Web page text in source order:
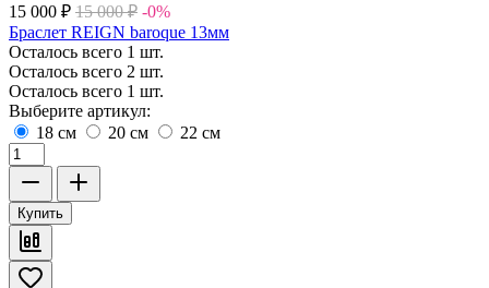
15 000 ₽ 15 000 ₽ -0%
Браслет REIGN baroque 13мм
Осталось всего 1 шт.
Осталось всего 2 шт.
Осталось всего 1 шт.
Выберите артикул:
18 см
20 см 22 см
Купить